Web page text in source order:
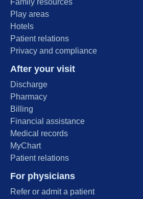
Family resources
Play areas
Hotels
Patient relations
Privacy and compliance
After your visit
Discharge
Pharmacy
Billing
Financial assistance
Medical records
MyChart
Patient relations
For physicians
Refer or admit a patient